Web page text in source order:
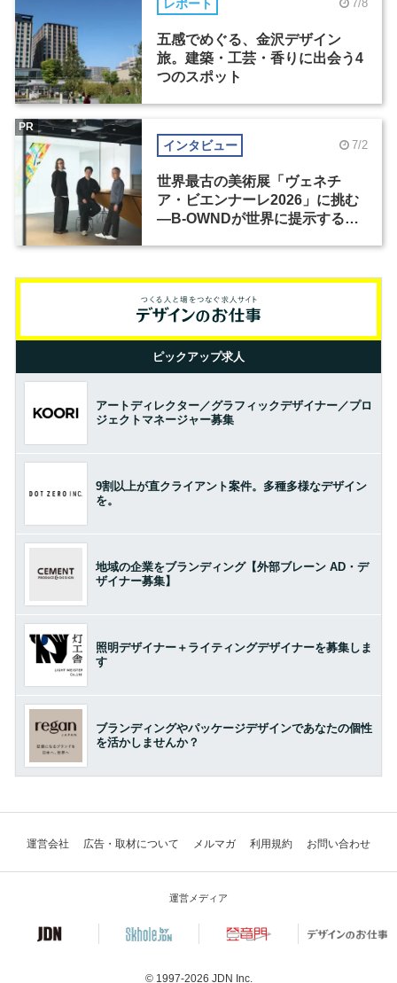
レポート 7/8
五感でめぐる、金沢デザイン
旅。建築・工芸・香りに出会う4
つのスポット
インタビュー 7/2
世界最古の美術展「ヴェネチ
ア・ビエンナーレ2026」に挑む
―B-OWNDが世界に提示する美
PR
ピックアップ求人
アートディレクター／グラフィックデザイナー／プロ
ジェクトマネージャー募集
9割以上が直クライアント案件。多種多様なデザイン
を。
地域の企業をブランディング【外部ブレーン AD・デ
ザイナー募集】
照明デザイナー＋ライティングデザイナーを募集しま
す
ブランディングやパッケージデザインであなたの個性
を活かしませんか？
運営会社 広告・取材について メルマガ 利用規約 お問い合わせ
運営メディア
© 1997-2026 JDN Inc.